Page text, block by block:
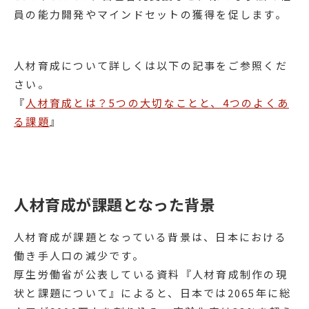
員の能力開発やマインドセットの獲得を促します。
人材育成について詳しくは以下の記事をご参照くだ
さい。
『人材育成とは？5つの大切なことと、4つのよくあ
る課題 』
人材育成が課題となった背景
人材育成が課題となっている背景は、日本における
働き手人口の減少です。
厚生労働省が公表している資料『人材育成制作の現
状と課題について』によると、日本では2065年に総